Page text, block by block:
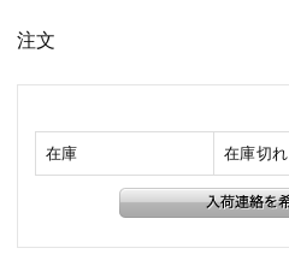
注文
在庫 在庫切れ